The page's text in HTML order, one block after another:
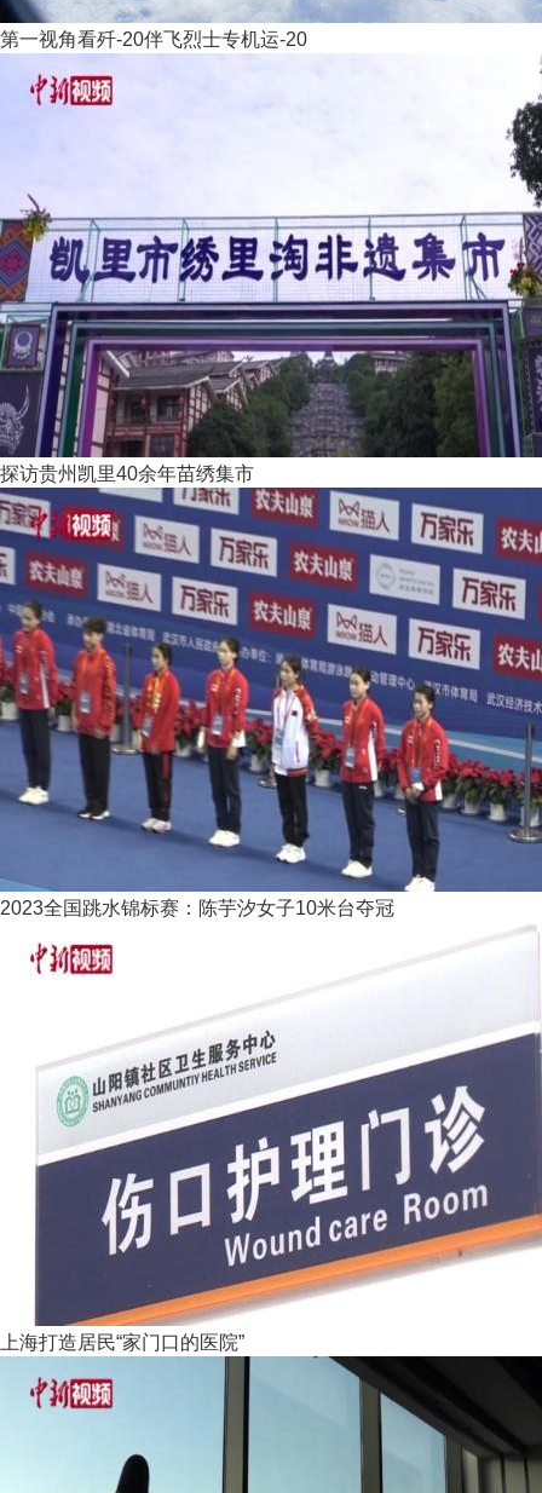
第一视角看歼-20伴飞烈士专机运-20
探访贵州凯里40余年苗绣集市
2023全国跳水锦标赛：陈芋汐女子10米台夺冠
上海打造居民“家门口的医院”